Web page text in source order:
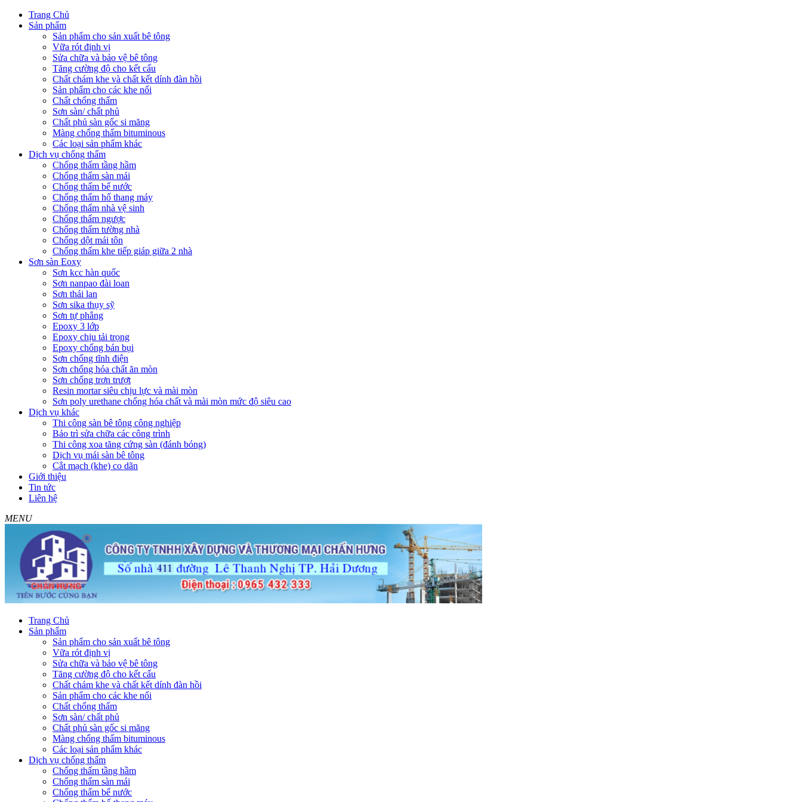
Trang Chủ
Sản phẩm
Sản phẩm cho sản xuất bê tông
Vữa rót định vị
Sửa chữa và bảo vệ bê tông
Tăng cường độ cho kết cấu
Chất chám khe và chất kết dính đàn hồi
Sản phẩm cho các khe nối
Chất chống thấm
Sơn sàn/ chất phủ
Chất phủ sàn gốc si măng
Màng chống thấm bituminous
Các loại sản phẩm khác
Dịch vụ chống thấm
Chống thấm tầng hầm
Chống thấm sàn mái
Chống thấm bể nước
Chống thấm hố thang máy
Chống thấm nhà vệ sinh
Chống thấm ngược
Chống thấm tường nhà
Chống dột mái tôn
Chống thấm khe tiếp giáp giữa 2 nhà
Sơn sàn Eoxy
Sơn kcc hàn quốc
Sơn nanpao đài loan
Sơn thái lan
Sơn sika thụy sỹ
Sơn tự phẳng
Epoxy 3 lớp
Epoxy chịu tải trọng
Epoxy chống bán bụi
Sơn chống tĩnh điện
Sơn chống hóa chất ăn mòn
Sơn chống trơn trượt
Resin mortar siêu chịu lực và mài mòn
Sơn poly urethane chống hóa chất và mài mòn mức độ siêu cao
Dịch vụ khác
Thi công sàn bê tông công nghiệp
Bảo trì sửa chữa các công trình
Thi công xoa tăng cứng sàn (đánh bóng)
Dịch vụ mái sàn bê tông
Cắt mạch (khe) co dãn
Giới thiệu
Tin tức
Liên hệ
MENU
Trang Chủ
Sản phẩm
Sản phẩm cho sản xuất bê tông
Vữa rót định vị
Sửa chữa và bảo vệ bê tông
Tăng cường độ cho kết cấu
Chất chám khe và chất kết dính đàn hồi
Sản phẩm cho các khe nối
Chất chống thấm
Sơn sàn/ chất phủ
Chất phủ sàn gốc si măng
Màng chống thấm bituminous
Các loại sản phẩm khác
Dịch vụ chống thấm
Chống thấm tầng hầm
Chống thấm sàn mái
Chống thấm bể nước